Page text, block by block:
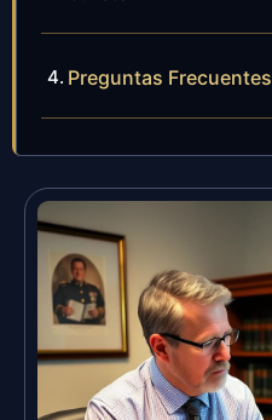
Preguntas Frecuentes